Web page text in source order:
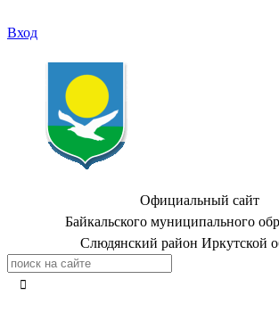
Вход
Официальный сайт
Байкальского муниципального
Слюдянский район Иркутской